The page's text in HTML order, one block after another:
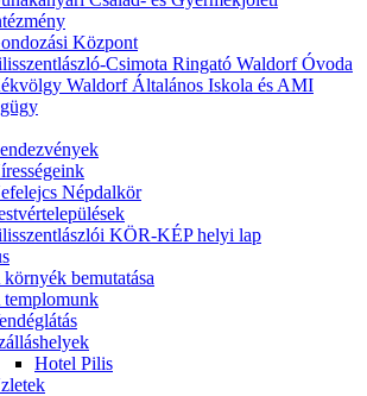
Központ
Csimota Ringató Waldorf Óvoda
Waldorf Általános Iskola és AMI
Népdalkör
KÖR-KÉP helyi lap
környék bemutatása
templomunk
Hotel Pilis